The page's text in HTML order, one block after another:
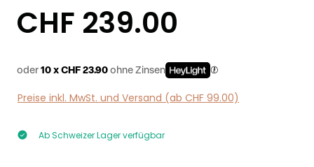
Regulärer Preis:
CHF 239.00
oder 10 x CHF 23.90 ohne Zinsen
Preise inkl. MwSt. und Versand (ab CHF 99.00)
Ab Schweizer Lager verfügbar